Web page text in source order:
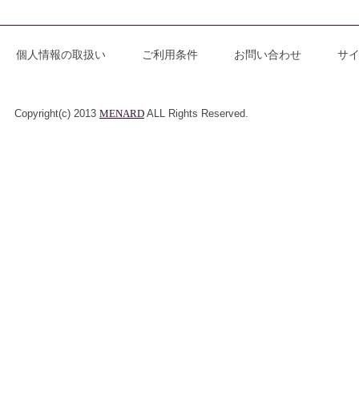
個人情報の取扱い ご利用条件 お問い合わせ サ
Copyright(c) 2013 MENARD ALL Rights Reserved.